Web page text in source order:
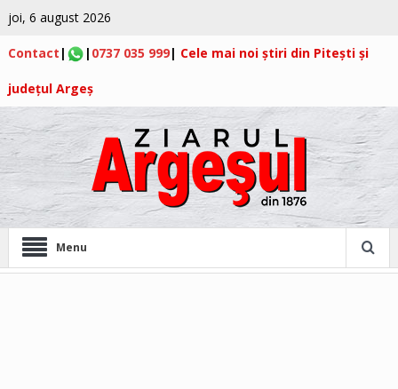
joi, 6 august 2026
Contact | | 0737 035 999| Cele mai noi știri din Pitești și
județul Argeș
Menu